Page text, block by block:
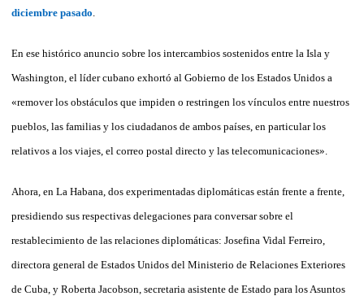
diciembre pasado
En ese histórico anuncio sobre los intercambios sostenidos entre la Isla y
Washington, el líder cubano exhortó al Gobierno de los Estados Unidos a
«remover los obstáculos que impiden o restringen los vínculos entre nuestros
pueblos, las familias y los ciudadanos de ambos países, en particular los
relativos a los viajes, el correo postal directo y las telecomunicaciones».
Ahora, en La Habana, dos experimentadas diplomáticas están frente a frente,
presidiendo sus respectivas delegaciones para conversar sobre el
restablecimiento de las relaciones diplomáticas: Josefina Vidal Ferreiro,
directora general de Estados Unidos del Ministerio de Relaciones Exteriores
de Cuba, y Roberta Jacobson, secretaria asistente de Estado para los Asuntos